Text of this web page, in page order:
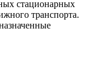
стационарных
транспорта.